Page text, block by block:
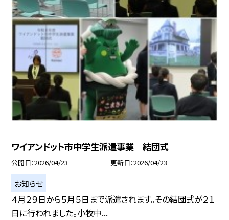
ワイアンドット市中学生派遣事業 結団式
公開日 2026/04/23 更新日 2026/04/23
お知らせ
４月２９日から５月５日まで派遣されます。その結団式が２１
日に行われました。小牧中...